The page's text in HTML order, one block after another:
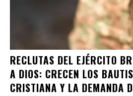
RECLUTAS DEL EJÉRCITO
A DIOS: CRECEN LOS
CRISTIANA Y LA DEMANDA